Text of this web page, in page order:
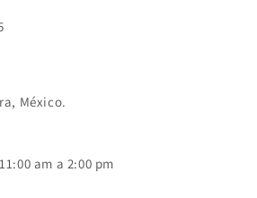
México.
11:00 am a 2:00 pm